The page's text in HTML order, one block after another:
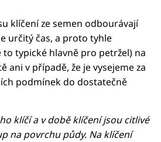
klíčení ze semen odbourávají
určitý čas, a proto tyhle
to typické hlavně pro petržel) na
ani v případě, že je vysejeme za
podmínek do dostatečně
klíčí a v době klíčení jsou citlivé
na povrchu půdy. Na klíčení